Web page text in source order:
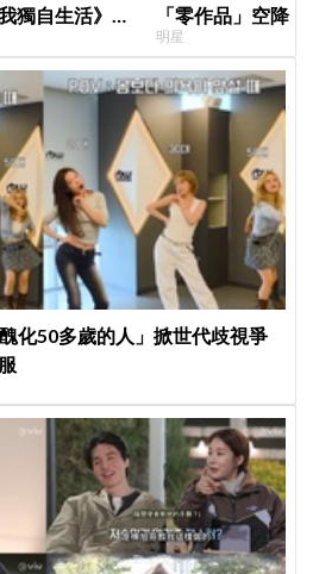
獨自生活》預
殺
「零作品」空降
片被挖出網驚呆
明星
化50多歲的人」掀世代歧視爭